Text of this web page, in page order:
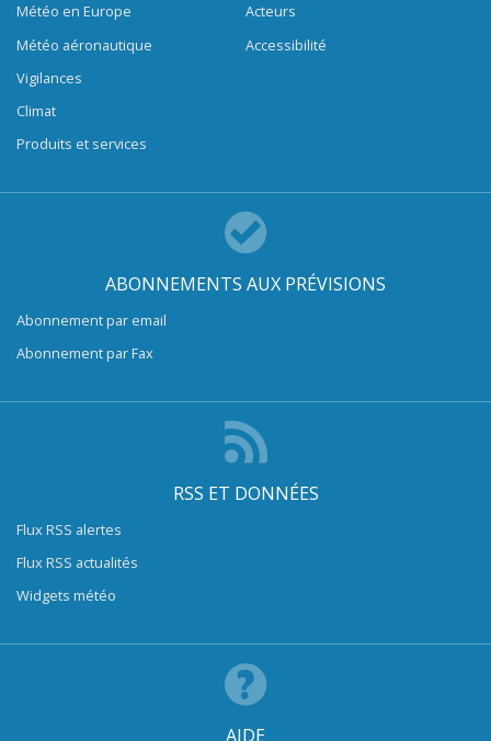
Météo en Europe
Météo aéronautique
Vigilances
Climat
Produits et services
Acteurs
Accessibilité
ABONNEMENTS AUX PRÉVISIONS
Abonnement par email
Abonnement par Fax
RSS ET DONNÉES
Flux RSS alertes
Flux RSS actualités
Widgets météo
AIDE